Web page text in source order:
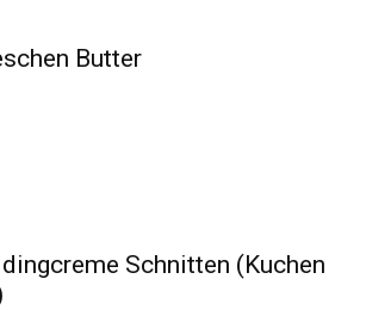
Butter
Schnitten (Kuchen